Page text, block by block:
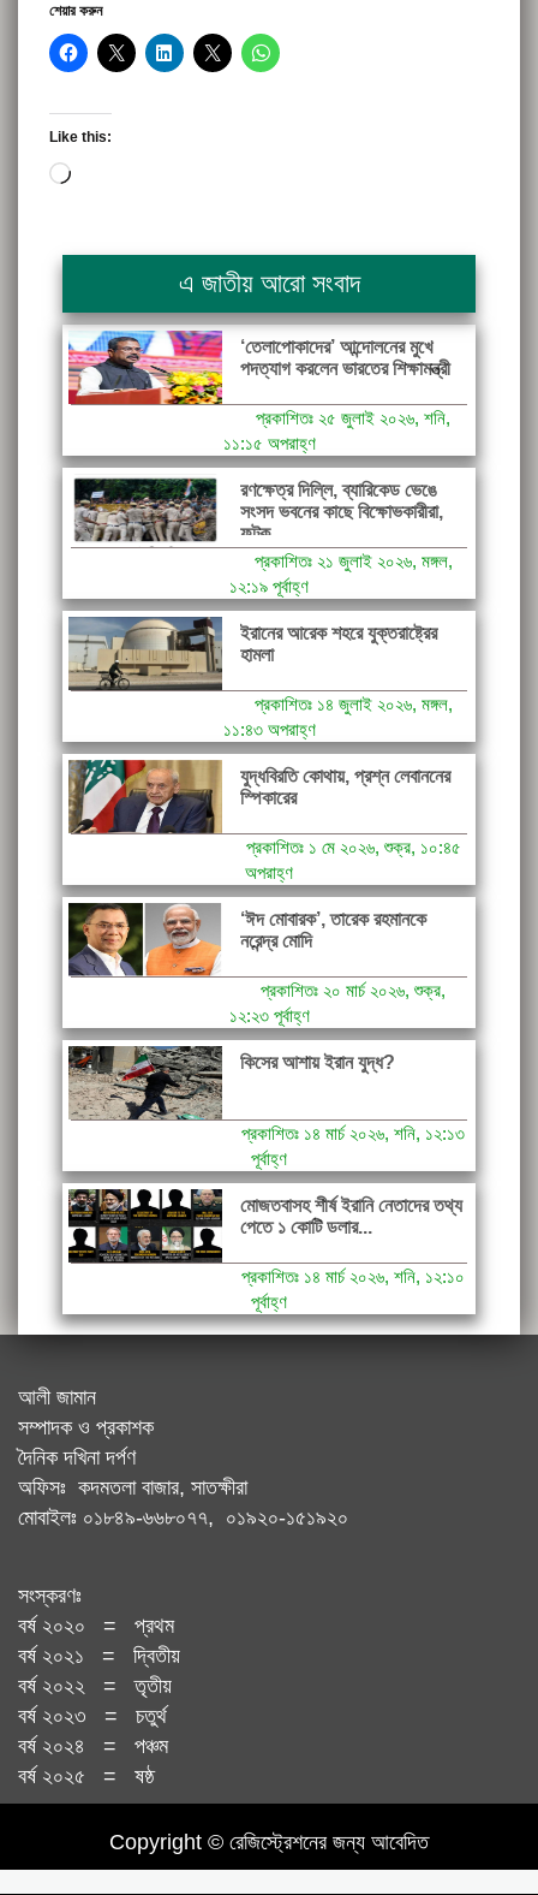
শেয়ার করুন
Like this:
Loading…
এ জাতীয় আরো সংবাদ
‘তেলাপোকাদের’ আন্দোলনের মুখে
পদত্যাগ করলেন ভারতের শিক্ষামন্ত্রী
প্রকাশিতঃ ২৫ জুলাই ২০২৬, শনি,
১১:১৫ অপরাহ্ণ
রণক্ষেত্র দিল্লি, ব্যারিকেড ভেঙে
সংসদ ভবনের কাছে বিক্ষোভকারীরা,
ফটক...
প্রকাশিতঃ ২১ জুলাই ২০২৬, মঙ্গল,
১২:১৯ পূর্বাহ্ণ
ইরানের আরেক শহরে যুক্তরাষ্ট্রের
হামলা
প্রকাশিতঃ ১৪ জুলাই ২০২৬, মঙ্গল,
১১:৪৩ অপরাহ্ণ
যুদ্ধবিরতি কোথায়, প্রশ্ন লেবাননের
স্পিকারের
প্রকাশিতঃ ১ মে ২০২৬, শুক্র, ১০:৪৫
অপরাহ্ণ
‘ঈদ মোবারক’, তারেক রহমানকে
নরেন্দ্র মোদি
প্রকাশিতঃ ২০ মার্চ ২০২৬, শুক্র,
১২:২৩ পূর্বাহ্ণ
কিসের আশায় ইরান যুদ্ধ?
প্রকাশিতঃ ১৪ মার্চ ২০২৬, শনি, ১২:১৩
পূর্বাহ্ণ
মোজতবাসহ শীর্ষ ইরানি নেতাদের তথ্য
পেতে ১ কোটি ডলার...
প্রকাশিতঃ ১৪ মার্চ ২০২৬, শনি, ১২:১০
পূর্বাহ্ণ
আলী জামান
সম্পাদক ও প্রকাশক
দৈনিক দখিনা দর্পণ
অফিসঃ কদমতলা বাজার, সাতক্ষীরা
মোবাইলঃ ০১৮৪৯-৬৬৮০৭৭, ০১৯২০-১৫১৯২০
সংস্করণঃ
বর্ষ ২০২০ = প্রথম
বর্ষ ২০২১ = দ্বিতীয়
বর্ষ ২০২২ = তৃতীয়
বর্ষ ২০২৩ = চতুর্থ
বর্ষ ২০২৪ = পঞ্চম
বর্ষ ২০২৫ = ষষ্ঠ
Copyright © রেজিস্ট্রেশনের জন্য আবেদিত